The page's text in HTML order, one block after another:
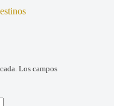
Los campos